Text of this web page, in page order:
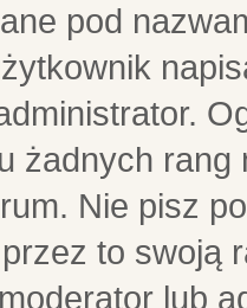
pod
żadnych
Nie pisz
to swoją
lub